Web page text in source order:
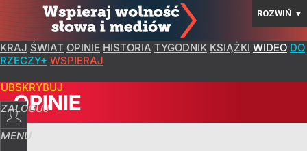
ROZWIŃ ▼
KRAJ ŚWIAT OPINIE HISTORIA TYGODNIK KSIĄŻKI WIDEO DO
RZECZY+ WSPIERAJ
ZALOGUJ
MENU
OPINIE